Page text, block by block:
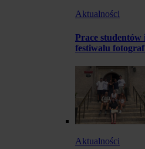
Aktualności
Prace studentów
festiwalu
Aktualności